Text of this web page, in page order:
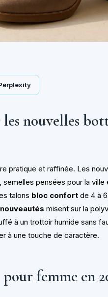
nouvelles
pratique et raffinée. Les
semelles pensées pour la
talons bloc confort de 4 à
nouveautés misent sur la
à un trottoir humide sans
à une touche de caractère.
femme en